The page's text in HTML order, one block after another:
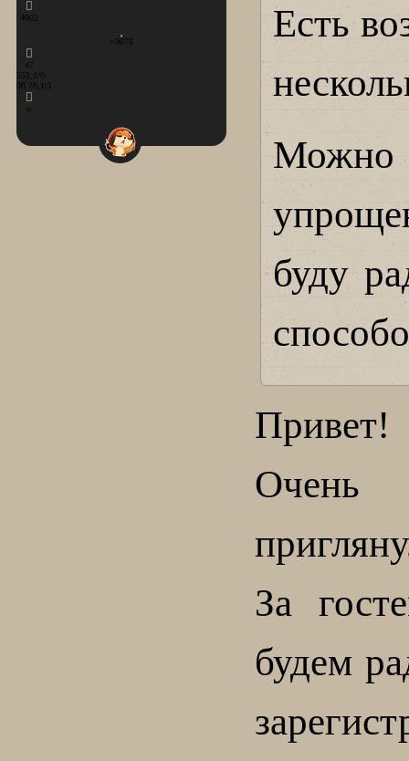
4002
+9076
47
551,1/0
08.26,1/1
∞
Есть
буду
Привет!
За
будем